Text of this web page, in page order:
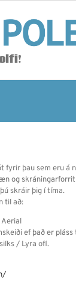
þau sem eru á
og
skráir þig í tíma.
til að:
Aerial
ef það er pláss
/ Lyra ofl.